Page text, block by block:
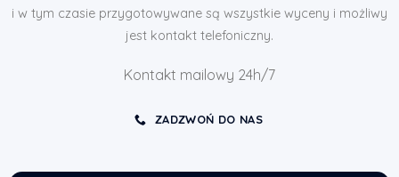
i w tym czasie przygotowywane są wszystkie wyceny i możliwy
jest kontakt telefoniczny.
Kontakt mailowy 24h/7
ZADZWOŃ DO NAS